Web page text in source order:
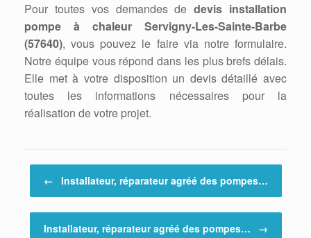
Pour toutes vos demandes dedevis installation
pompe à chaleur Servigny-Les-Sainte-Barbe
(57640), vous pouvez le faire via notre formulaire.
Notre équipe vous répond dans les plus brefs délais.
Elle met à votre disposition un devis détaillé avec
toutes les informations nécessaires pour la
réalisation de votre projet.
← Installateur, réparateur agréé des pompes…
Installateur, réparateur agréé des pompes… →